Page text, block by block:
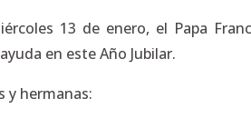
13 de enero, el Papa
en este Año Jubilar.
y hermanas: